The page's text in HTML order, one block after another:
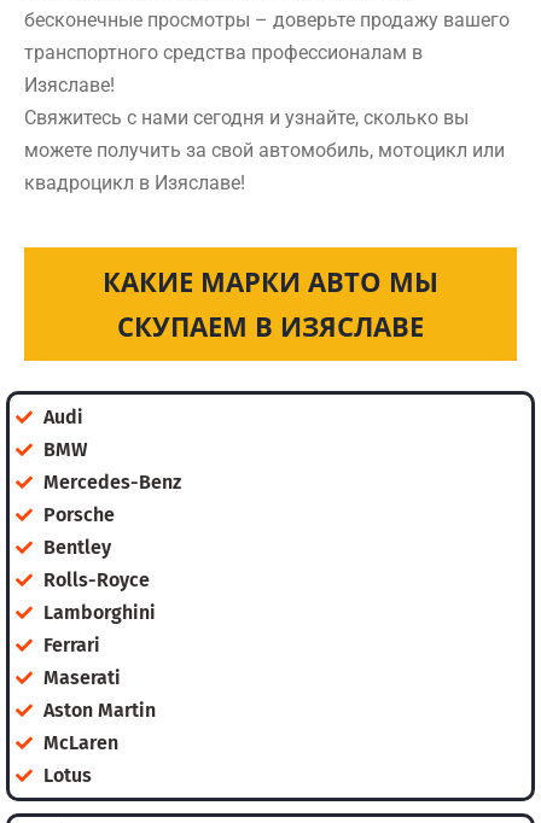
бесконечные просмотры – доверьте продажу вашего
транспортного средства профессионалам в
Изяславе!
Свяжитесь с нами сегодня и узнайте, сколько вы
можете получить за свой автомобиль, мотоцикл или
квадроцикл в Изяславе!
КАКИЕ МАРКИ АВТО МЫ
СКУПАЕМ В ИЗЯСЛАВЕ
Audi
BMW
Mercedes-Benz
Porsche
Bentley
Rolls-Royce
Lamborghini
Ferrari
Maserati
Aston Martin
McLaren
Lotus